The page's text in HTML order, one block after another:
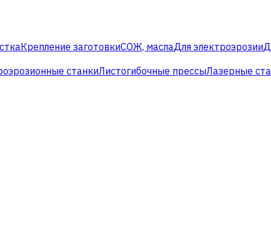
Крепление заготовкиСОЖ, маслаДля электроэрозии
станкиЛистогибочные прессыЛазерные